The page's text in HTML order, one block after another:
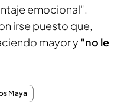
emocional".
irse puesto que,
mayor y "no le
Maya